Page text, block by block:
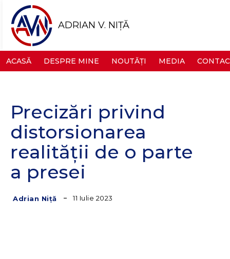
ADRIAN V. NIȚĂ
ACASĂ DESPRE MINE NOUTĂȚI MEDIA
Precizări privind
distorsionarea
realității de o parte
a presei
Adrian Niță 11 Iulie 2023